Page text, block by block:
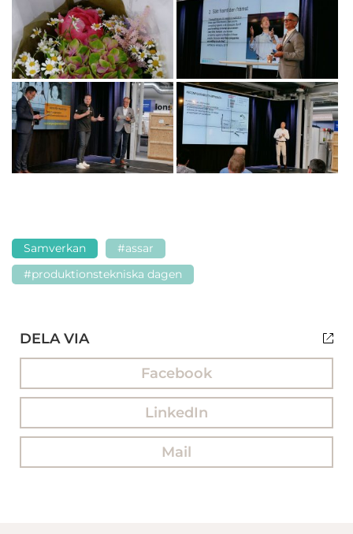
Samverkan
#assar
#produktionstekniska dagen
DELA VIA
Facebook
LinkedIn
Mail